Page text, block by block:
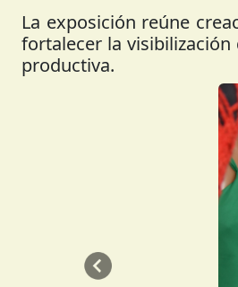
La exposición reúne
fortalecer la
productiva.
Anterior